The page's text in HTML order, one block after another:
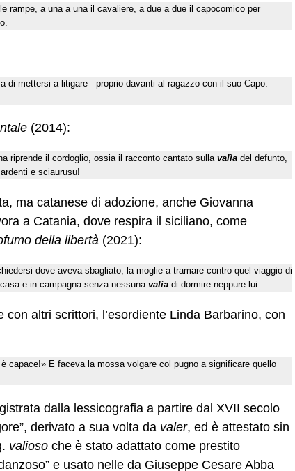
rampe, a una a una il cavaliere, a due a due il capocomico per
di mettersi a litigare proprio davanti al ragazzo con il suo Capo.
(2014):
riprende il cordoglio, ossia il racconto cantato sulla valìa del defunto,
e sciaurusu!
ma catanese di adozione, anche Giovanna
a Catania, dove respira il siciliano, come
della libertà (2021):
dove aveva sbagliato, la moglie a tramare contro quel viaggio di
e in campagna senza nessuna valìa di dormire neppure lui.
con altri scrittori, l’esordiente Linda Barbarino, con
capace!» E faceva la mossa volgare col pugno a significare quello
dalla lessicografia a partire dal XVII secolo
derivato a sua volta da valer, ed è attestato sin
valioso che è stato adattato come prestito
e usato nelle da Giuseppe Cesare Abba